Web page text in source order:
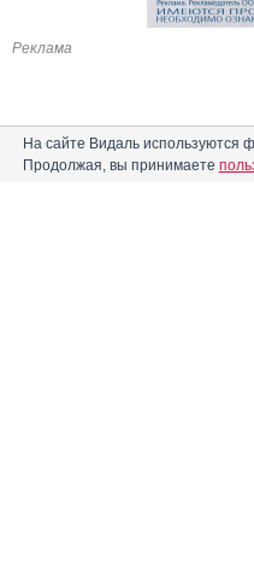
Реклама
На сайте Видаль используются
Продолжая, вы принимаете